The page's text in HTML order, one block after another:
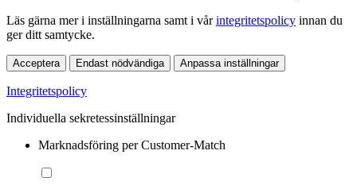
Läs gärna mer i inställningarna samt i vårintegritetspolicy innan du
ger ditt samtycke.
Acceptera Endast nödvändiga Anpassa inställningar
Integritetspolicy
Individuella sekretessinställningar
Marknadsföring per Customer-Match